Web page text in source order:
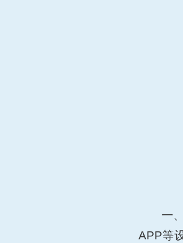
一
APP等